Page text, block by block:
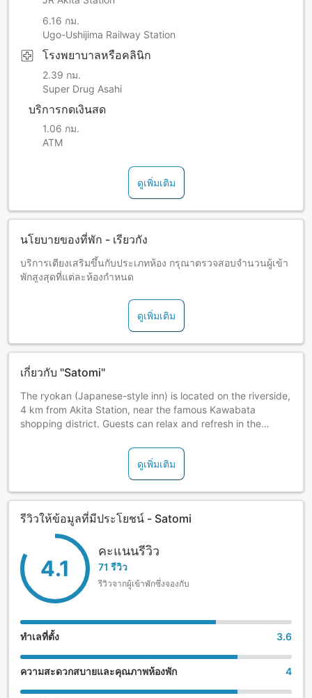
6.16 กม.
Ugo-Ushijima Railway Station
โรงพยาบาลหรือคลินิก
2.39 กม.
Super Drug Asahi
บริการกดเงินสด
1.06 กม.
ATM
ดูเพิ่มเติม
นโยบายของที่พัก - เรียวกัง
บริการเตียงเสริมขึ้นกับประเภทห้อง กรุณาตรวจสอบจำนวนผู้เข้า
พักสูงสุดที่แต่ละห้องกำหนด
ดูเพิ่มเติม
เกี่ยวกับ "Satomi"
The ryokan (Japanese-style inn) is located on the riverside,
4 km from Akita Station, near the famous Kawabata
shopping district. Guests can relax and refresh in the
makes Akita women's skin beautiful.
ดูเพิ่มเติม
รีวิวให้ข้อมูลที่มีประโยชน์ - Satomi
4.1
คะแนนรีวิว
71 รีวิว
รีวิวจากผู้เข้าพักซึ่งจองกับ
ทำเลที่ตั้ง 3.6
ความสะดวกสบายและคุณภาพห้องพัก 4